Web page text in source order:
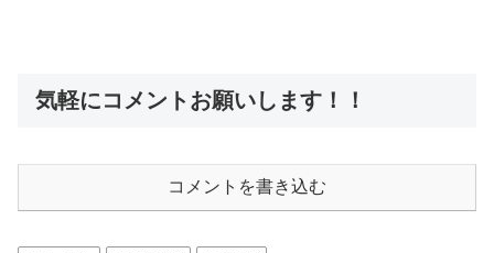
気軽にコメントお願いします！！
コメントを書き込む